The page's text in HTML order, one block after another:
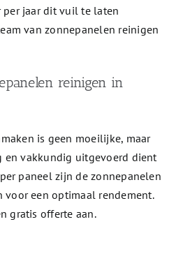
jaar dit vuil te laten
van zonnepanelen reinigen
reinigen in
is geen moeilijke, maar
vakkundig uitgevoerd dient
paneel zijn de zonnepanelen
voor een optimaal rendement.
gratis offerte aan.